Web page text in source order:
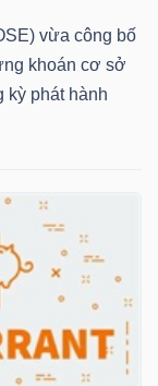
vừa công bố
khoán cơ sở
kỳ phát hành